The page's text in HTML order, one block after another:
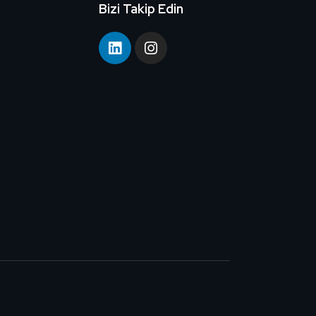
Bizi Takip Edin